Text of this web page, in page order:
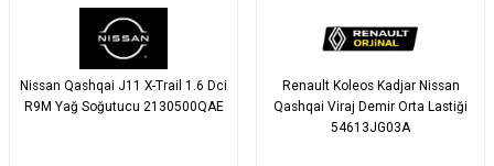
Nissan Qashqai J11 X-Trail 1.6 Dci
R9M Yağ Soğutucu 2130500QAE
Renault Koleos Kadjar Nissan
Qashqai Viraj Demir Orta Lastiği
54613JG03A